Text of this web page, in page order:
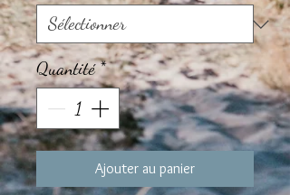
Quantité*
Ajouter au panier